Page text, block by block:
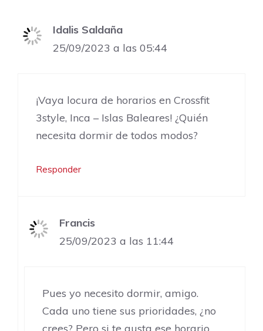
Idalis Saldaña
25/09/2023 a las 05:44
¡Vaya locura de horarios en Crossfit
3style, Inca – Islas Baleares! ¿Quién
necesita dormir de todos modos?
Responder
Francis
25/09/2023 a las 11:44
Pues yo necesito dormir, amigo.
Cada uno tiene sus prioridades, ¿no